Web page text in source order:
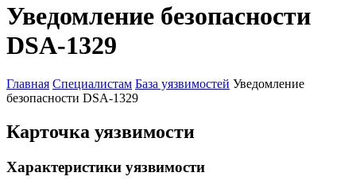
Уведомление безопасности
DSA-1329
Главная Специалистам База уязвимостей Уведомление
безопасности DSA-1329
Карточка уязвимости
Характеристики уязвимости